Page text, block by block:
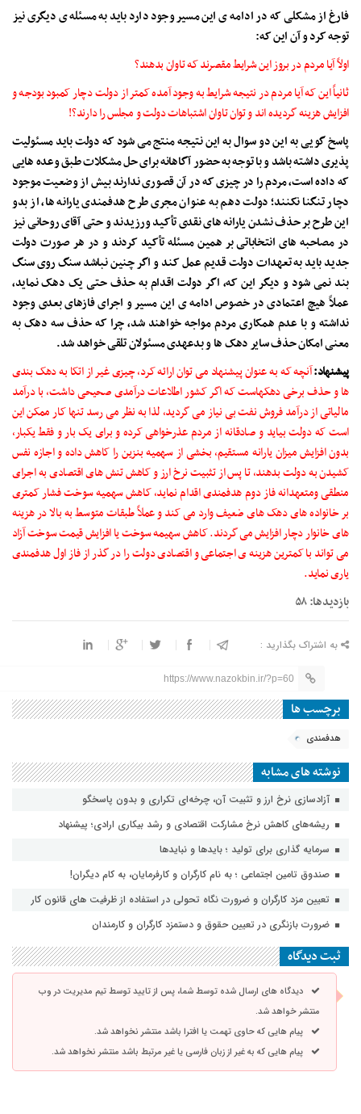
فارغ از مشکلی که در ادامه ی این مسیر وجود دارد باید به مسئله ی دیگری نیز
توجه کرد و آن این که:
اولاً‌ آیا مردم در بروز این شرایط مقصرند که تاوان بدهند؟
ثانیاً این که آیا مردم در نتیجه شرایط به وجود آمده کمتر از دولت دچار کمبود بودجه و
افزایش هزینه گردیده اند و توان تاوان اشتباهات دولت و مجلس را دارند؟!
پاسخ گویی به این دو سوال به این نتیجه منتج می شود که دولت باید مسئولیت
پذیری داشته باشد و با توجه به حضور آگاهانه برای حل مشکلات طبق وعده هایی
که داده است، مردم را در چیزی که در آن قصوری ندارند بیش از وضعیت موجود
دچار تنگنا نکنند؛ دولت دهم به عنوان مجری طرح هدفمندی یارانه ها، از بدو
این طرح بر حذف نشدن یارانه های نقدی تأکید ورزیدند و حتی آقای روحانی نیز
در مصاحبه های انتخاباتی بر همین مسئله تأکید کردند و در هر صورت دولت
جدید باید به تعهدات دولت قدیم عمل کند و اگر چنین نباشد سنگ روی سنگ
بند نمی شود و دیگر این که، اگر دولت اقدام به حذف حتی یک دهک نماید،
عملاً هیچ اعتمادی در خصوص ادامه ی این مسیر و اجرای فازهای بعدی وجود
نداشته و با عدم همکاری مردم مواجه خواهند شد، چرا که حذف سه دهک به
معنی امکان حذف سایر دهک ها و بدعهدی مسئولان تلقی خواهد شد.
پیشنهاد:آنچه که به عنوان پیشنهاد می توان ارائه کرد، چیزی غیر از اتکا به دهک بندی
ها و حذف برخی دهکهاست که اگر کشور اطلاعات درآمدی صحیحی داشت، با درآمد
مالیاتی از درآمد فروش نفت بی نیاز می گردید، لذا به نظر می رسد تنها کار ممکن این
است که دولت بیاید و صادقانه از مردم عذرخواهی کرده و برای یک بار و فقط یکبار،‌
بدون افزایش میزان یارانه مستقیم، بخشی از سهمیه بنزین را کاهش داده و اجازه نفس
کشیدن به دولت بدهند، تا پس از تثبیت نرخ ارز و کاهش تنش های اقتصادی به اجرای
منطقی ومتعهدانه فاز دوم هدفمندی اقدام نماید،‌ کاهش سهمیه سوخت فشار کمتری
بر خانواده های دهک های ضعیف وارد می کند و عملاً‌ طبقات متوسط به بالا در هزینه
های خانوار دچار افزایش می گردند. کاهش سهیمه سوخت یا افزایش قیمت سوخت آزاد
می تواند با کمترین هزینه ی اجتماعی و اقتصادی دولت را در گذر از فاز اول هدفمندی
یاری نماید.
بازدیدها: ۵۸
به اشتراک بگذارید :
https://www.nazokbin.ir/?p=60
برچسب ها
هدفمندی
نوشته های مشابه
آزادسازی نرخ ارز و تثبیت آن، چرخه‌ای تکراری و بدون پاسخگو
ریشه‌های کاهش نرخ مشارکت اقتصادی و رشد بیکاری ارادی؛ پیشنهاد
سرمایه گذاری برای تولید ؛ بایدها و نبایدها
صندوق تامین اجتماعی ؛ به نام کارگران و کارفرمایان، به کام دیگران!
تعیین مزد کارگران و ضرورت نگاه تحولی در استفاده از ظرفیت های قانون کار
ضرورت بازنگری در تعیین حقوق و دستمزد کارگران و کارمندان
ثبت دیدگاه
دیدگاه های ارسال شده توسط شما، پس از تایید توسط تیم مدیریت در وب
منتشر خواهد شد.
پیام هایی که حاوی تهمت یا افترا باشد منتشر نخواهد شد.
پیام هایی که به غیر از زبان فارسی یا غیر مرتبط باشد منتشر نخواهد شد.